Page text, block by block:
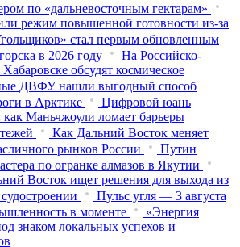
по «дальневосточным гектарам»
режим повышенной готовности из‑за
стал первым обновленным
в 2026 году
На Российско-
обсудят космическое
ДВФУ нашли выгодный способ
в Арктике
Цифровой юань
Маньчжоули ломает барьеры
Как Дальний Восток меняет
рынков России
Путин
по огранке алмазов в Якутии
Восток ищет решения для выхода из
Пульс угля — 3 августа
в моменте
«Энергия
знаком локальных успехов и